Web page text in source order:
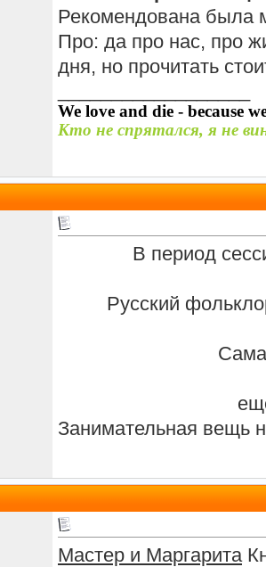
Рекомендована была
Про: да про нас, про
дня, но прочитать
We love and die - because
Кто не спрятался, я не
В период
Русский
Занимательная вещь
Мастер и Маргарита